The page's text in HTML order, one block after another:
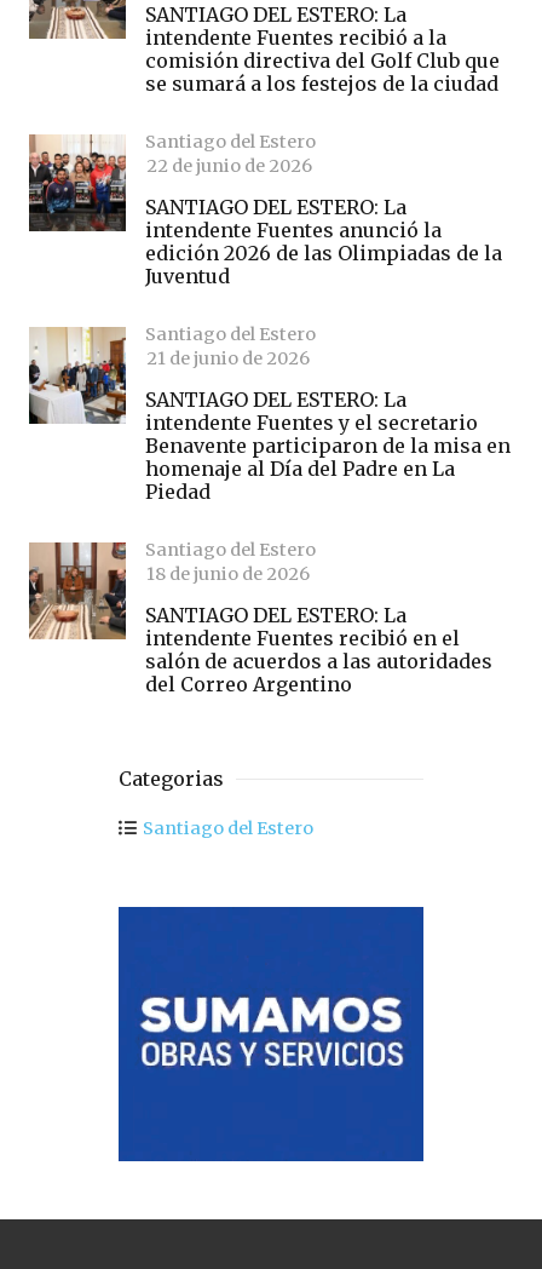
SANTIAGO DEL ESTERO: La
intendente Fuentes recibió a la
comisión directiva del Golf Club que
se sumará a los festejos de la ciudad
Santiago del Estero
22 de junio de 2026
SANTIAGO DEL ESTERO: La
intendente Fuentes anunció la
edición 2026 de las Olimpiadas de la
Juventud
Santiago del Estero
21 de junio de 2026
SANTIAGO DEL ESTERO: La
intendente Fuentes y el secretario
Benavente participaron de la misa en
homenaje al Día del Padre en La
Piedad
Santiago del Estero
18 de junio de 2026
SANTIAGO DEL ESTERO: La
intendente Fuentes recibió en el
salón de acuerdos a las autoridades
del Correo Argentino
Categorias
Santiago del Estero